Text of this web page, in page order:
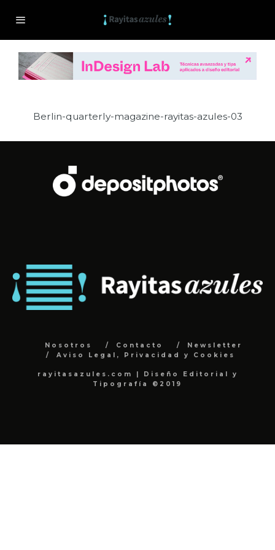
Berlin-quarterly-magazine-rayitas-azules-03
Nosotros Contacto
Newsletter
Aviso Legal, Privacidad y Cookies
rayitasazules.com | Diseño Editorial y
Tipografía ©2019